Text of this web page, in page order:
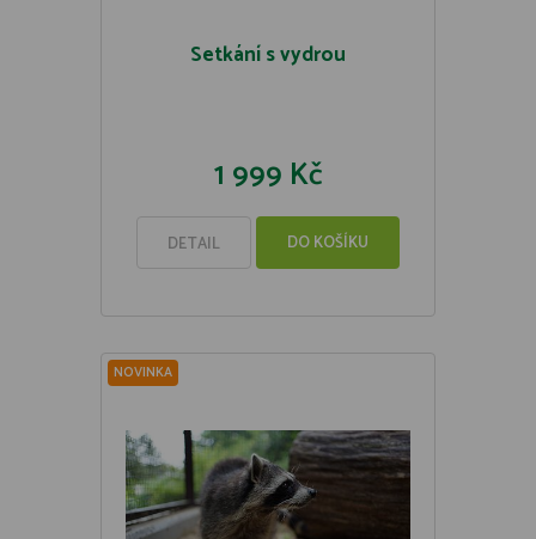
Setkání s vydrou
1 999 Kč
DETAIL DO KOŠÍKU
NOVINKA